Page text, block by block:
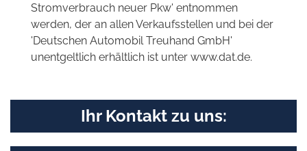
Stromverbrauch neuer Pkw' entnommen
werden, der an allen Verkaufsstellen und bei der
'Deutschen Automobil Treuhand GmbH'
unentgeltlich erhältlich ist unter www.dat.de.
Ihr Kontakt zu uns: